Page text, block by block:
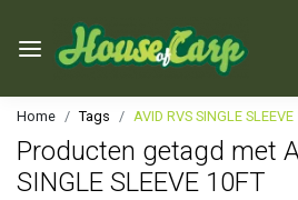
Home Tags AVID RVS SINGLE
Producten getagd met
SINGLE SLEEVE 10FT